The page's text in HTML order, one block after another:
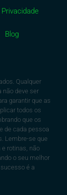
Blog
Qualquer
não deve ser
garantir que as
todos os
que os
de cada pessoa
Lembre-se que
rotinas, não
o seu melhor
é a